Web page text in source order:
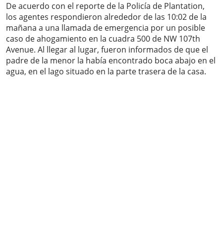
De acuerdo con el reporte de la Policía de Plantation,
los agentes respondieron alrededor de las 10:02 de la
mañana a una llamada de emergencia por un posible
caso de ahogamiento en la cuadra 500 de NW 107th
Avenue. Al llegar al lugar, fueron informados de que el
padre de la menor la había encontrado boca abajo en el
agua, en el lago situado en la parte trasera de la casa.